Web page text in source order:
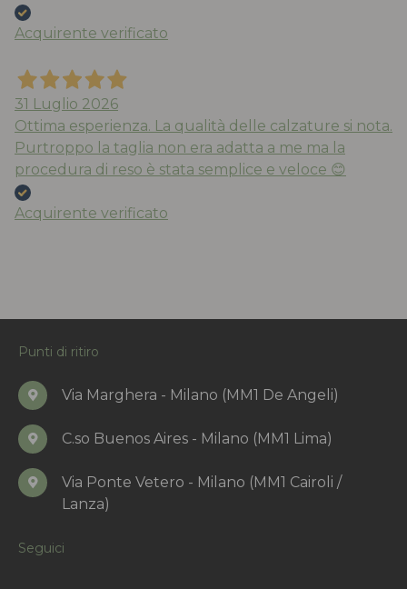
Acquirente verificato
31 Luglio 2026
Ottima esperienza. La qualità delle calzature si nota.
Purtroppo la taglia non era adatta a me ma la
procedura di reso è stata semplice e veloce 😊
Acquirente verificato
Punti di ritiro
Via Marghera - Milano (MM1 De Angeli)
C.so Buenos Aires - Milano (MM1 Lima)
Via Ponte Vetero - Milano (MM1 Cairoli /
Lanza)
Seguici